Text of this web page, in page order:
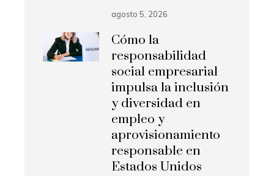
agosto 5, 2026
Cómo la
responsabilidad
social empresarial
impulsa la inclusión
y diversidad en
empleo y
aprovisionamiento
responsable en
Estados Unidos